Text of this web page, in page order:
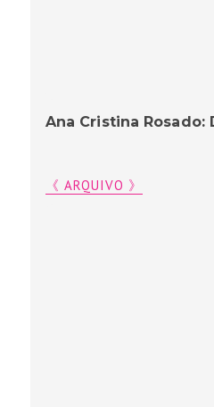
Ana Cristina Rosado:
《 ARQUIVO 》